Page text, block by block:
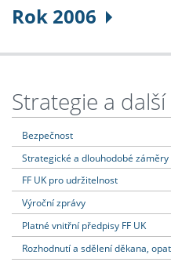
Rok 2006
Strategie a
Bezpečnost
Strategické a dlouhodobé záměry
FF UK pro udržitelnost
Výroční zprávy
Platné vnitřní předpisy FF UK
Rozhodnutí a sdělení děkana,